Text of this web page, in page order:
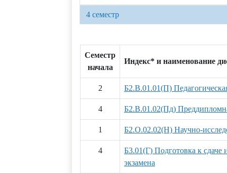
4 семестр
Семестр
начала
Индекс* и наименование
2 Б2.В.01.01(П)
4 Б2.В.01.02(Пд)
1 Б2.О.02.02(Н) Научно-
4
Б3.01(Г) Подготовка к сдаче
экзамена